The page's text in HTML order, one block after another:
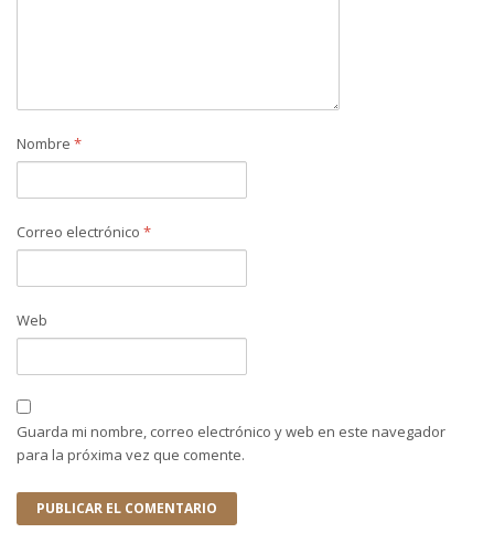
Nombre *
Correo electrónico *
Web
Guarda mi nombre, correo electrónico y web en este navegador
para la próxima vez que comente.